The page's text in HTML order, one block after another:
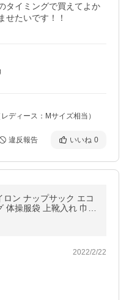
タイミングで買えてよか
せたいです！！
ディース：Mサイズ相当）
違反報告 いいね 0
ロン ナップサック エコ
体操服袋 上靴入れ 巾着
クサック マイクラゲー
2022/2/22